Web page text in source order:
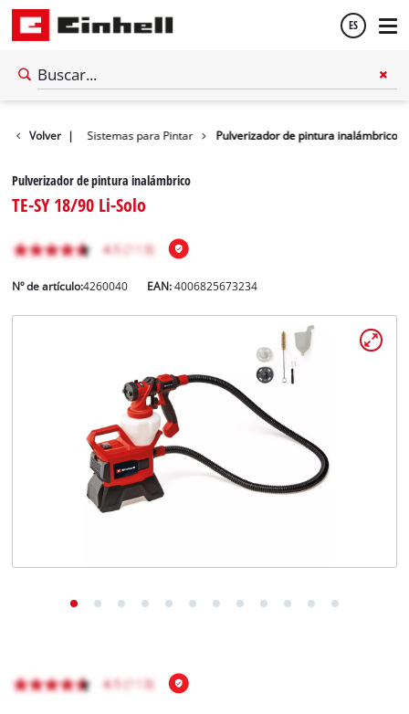
ES
Volver | Sistemas para Pintar Pulverizador de pintura inalámbrico
Pulverizador de pintura inalámbrico
TE-SY 18/90 Li-Solo
Nº de artículo:4260040 EAN:4006825673234